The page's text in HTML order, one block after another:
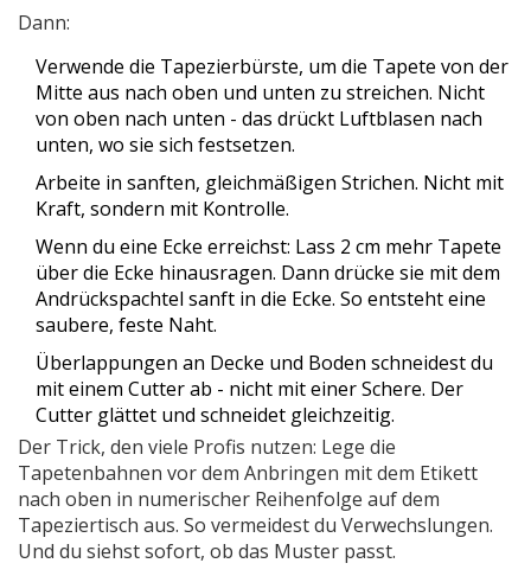
Dann:
Verwende die Tapezierbürste, um die Tapete von der
Mitte aus nach oben und unten zu streichen. Nicht
von oben nach unten - das drückt Luftblasen nach
unten, wo sie sich festsetzen.
Arbeite in sanften, gleichmäßigen Strichen. Nicht mit
Kraft, sondern mit Kontrolle.
Wenn du eine Ecke erreichst: Lass 2 cm mehr Tapete
über die Ecke hinausragen. Dann drücke sie mit dem
Andrückspachtel sanft in die Ecke. So entsteht eine
saubere, feste Naht.
Überlappungen an Decke und Boden schneidest du
mit einem Cutter ab - nicht mit einer Schere. Der
Cutter glättet und schneidet gleichzeitig.
Der Trick, den viele Profis nutzen: Lege die
Tapetenbahnen vor dem Anbringen mit dem Etikett
nach oben in numerischer Reihenfolge auf dem
Tapeziertisch aus. So vermeidest du Verwechslungen.
Und du siehst sofort, ob das Muster passt.